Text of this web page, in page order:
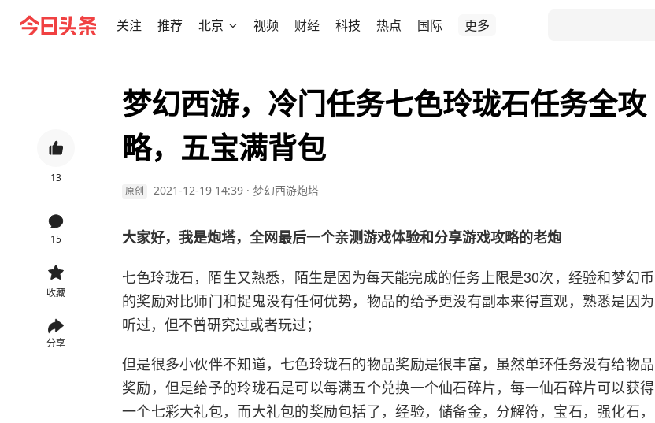
关注 推荐 北京 视频 财经 科技 热点 国际 更多
13
15
收藏
分享
梦幻西游，冷门任务七色玲珑石任务全攻
略，五宝满背包
原创 2021-12-19 14:39 · 梦幻西游炮塔
大家好，我是炮塔，全网最后一个亲测游戏体验和分享游戏攻略的老炮
七色玲珑石，陌生又熟悉，陌生是因为每天能完成的任务上限是30次，经验和梦幻币
的奖励对比师门和捉鬼没有任何优势，物品的给予更没有副本来得直观，熟悉是因为
听过，但不曾研究过或者玩过；
但是很多小伙伴不知道，七色玲珑石的物品奖励是很丰富，虽然单环任务没有给物品
奖励，但是给予的玲珑石是可以每满五个兑换一个仙石碎片，每一仙石碎片可以获得
一个七彩大礼包，而大礼包的奖励包括了，经验，储备金，分解符，宝石，强化石，